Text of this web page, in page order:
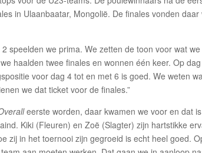
in Ulaanbaatar, Mongolië. De finales vonden daar
speelden we prima. We zetten de toon voor wat
haalden twee finales en wonnen één keer. Op
voor dag 4 tot en met 6 is goed. We weten
we dat ticket voor de finales.”
eerste worden, daar kwamen we voor en dat
Kiki (Fleuren) en Zoë (Slagter) zijn hartstikke
zij in het toernooi zijn gegroeid is echt heel goed.